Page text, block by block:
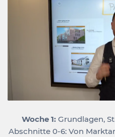
Woche 1:Grundlagen,
Abschnitte 0-6: Von